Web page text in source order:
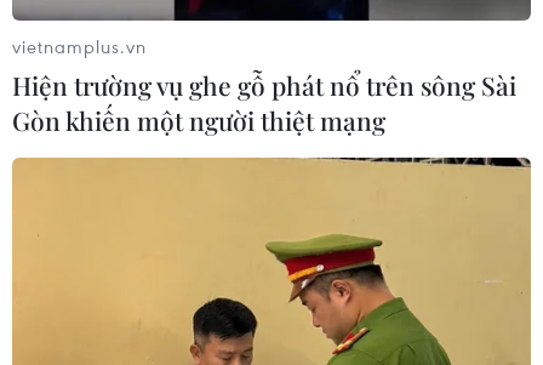
vietnamplus.vn
Hiện trường vụ ghe gỗ phát nổ trên sông Sài
Gòn khiến một người thiệt mạng